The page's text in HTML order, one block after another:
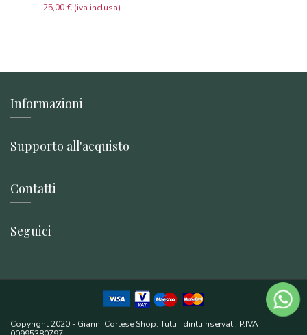
25,00 €
Informazioni
Supporto all'acquisto
Contatti
Seguici
Copyright 2020 - Gianni Cortese Shop. Tutti i diritti riservati. P.IVA